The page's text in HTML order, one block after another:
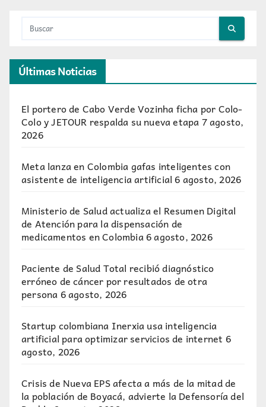
Últimas Noticias
El portero de Cabo Verde Vozinha ficha por Colo-
Colo y JETOUR respalda su nueva etapa7 agosto,
2026
Meta lanza en Colombia gafas inteligentes con
asistente de inteligencia artificial 6 agosto, 2026
Ministerio de Salud actualiza el Resumen Digital
de Atención para la dispensación de
medicamentos en Colombia6 agosto, 2026
Paciente de Salud Total recibió diagnóstico
erróneo de cáncer por resultados de otra
persona6 agosto, 2026
Startup colombiana Inerxia usa inteligencia
artificial para optimizar servicios de internet 6
agosto, 2026
Crisis de Nueva EPS afecta a más de la mitad de
la población de Boyacá, advierte la Defensoría del